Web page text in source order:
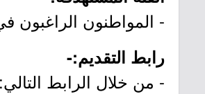
- المواطنون الراغبون
رابط التقديم:-
- من خلال الرابط